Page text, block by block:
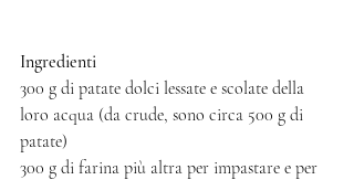
Ingredienti
300 g di patate dolci lessate e scolate della
loro acqua (da crude, sono circa 500 g di
patate)
300 g di farina più altra per impastare e per